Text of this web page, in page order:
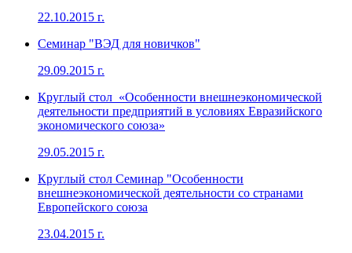
22.10.2015 г.
Семинар "ВЭД для новичков"
29.09.2015 г.
Круглый стол «Особенности внешнеэкономической
деятельности предприятий в условиях Евразийского
экономического союза»
29.05.2015 г.
Круглый стол Семинар "Особенности
внешнеэкономической деятельности со странами
Европейского союза
23.04.2015 г.